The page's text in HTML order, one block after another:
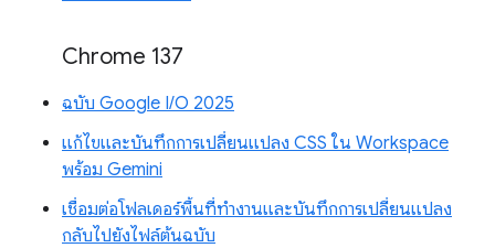
Chrome 137
ฉบับ Google I/O 2025
แก้ไขและบันทึกการเปลี่ยนแปลง CSS ใน Workspace
พร้อม Gemini
เชื่อมต่อโฟลเดอร์พื้นที่ทำงานและบันทึกการเปลี่ยนแปลง
กลับไปยังไฟล์ต้นฉบับ